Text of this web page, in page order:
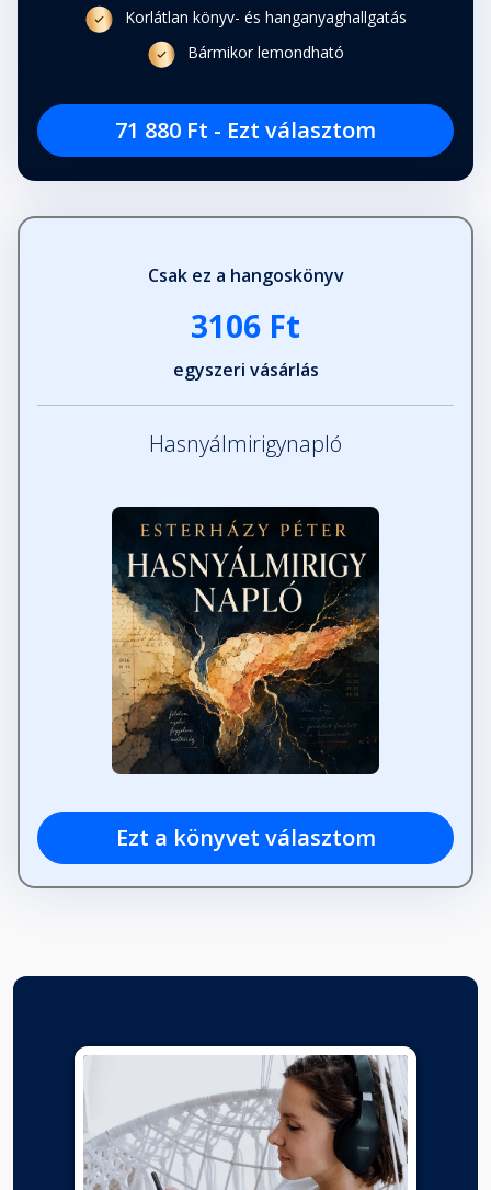
Korlátlan könyv- és hanganyaghallgatás
Bármikor lemondható
71 880 Ft - Ezt választom
Csak ez a hangoskönyv
3106 Ft
egyszeri vásárlás
Hasnyálmirigynapló
Ezt a könyvet választom